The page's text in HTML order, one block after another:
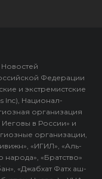
Федерации
и экстремистские
Inc), Национал-
организация
в России» и
организации,
«ИГИЛ», «Аль-
«Братство»
«Джабхат Фатх аш-